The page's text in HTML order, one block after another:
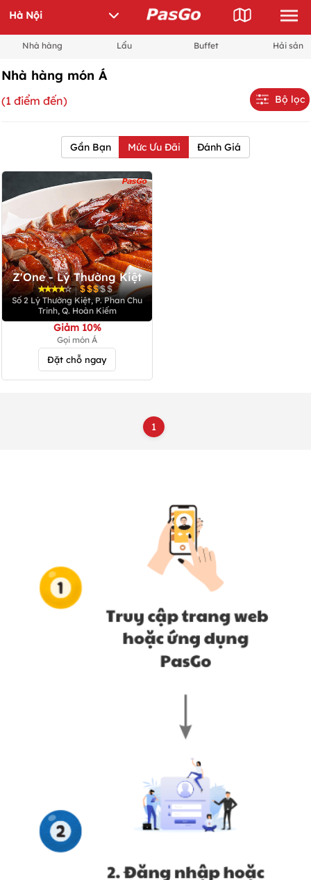
Nhà hàng Lẩu Buffet Hải sản
Nhà hàng món Á
(1 điểm đến) Bộ lọc
Gần Bạn Mức Ưu Đãi Đánh Giá
Z'One - Lý Thường Kiệt
|
Số 2 Lý Thường Kiệt, P. Phan Chu
Trinh, Q. Hoàn Kiếm
Giảm 10%
Gọi món Á
Đặt chỗ ngay
1